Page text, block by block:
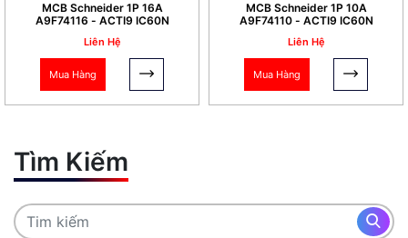
MCB Schneider 1P 16A
A9F74116 - ACTI9 IC60N
Liên Hệ
Mua Hàng
MCB Schneider 1P 10A
A9F74110 - ACTI9 IC60N
Liên Hệ
Mua Hàng
Tìm Kiếm